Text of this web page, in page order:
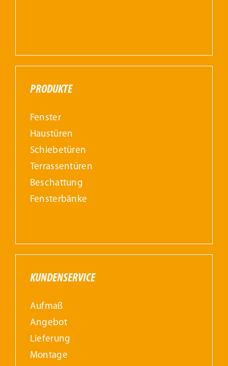
PRODUKTE
Fenster
Haustüren
Schiebetüren
Terrassentüren
Beschattung
Fensterbänke
KUNDENSERVICE
Aufmaß
Angebot
Lieferung
Montage